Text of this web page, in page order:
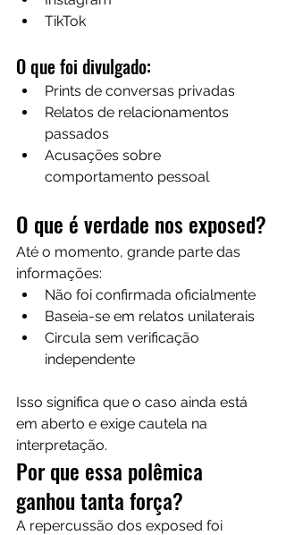
TikTok
O que foi divulgado:
Prints de conversas privadas
Relatos de relacionamentos
passados
Acusações sobre
comportamento pessoal
O que é verdade nos exposed?
Até o momento, grande parte das
informações:
Não foi confirmada oficialmente
Baseia-se em relatos unilaterais
Circula sem verificação
independente
Isso significa que o caso ainda está
em aberto e exige cautela na
interpretação.
Por que essa polêmica
ganhou tanta força?
A repercussão dos exposed foi